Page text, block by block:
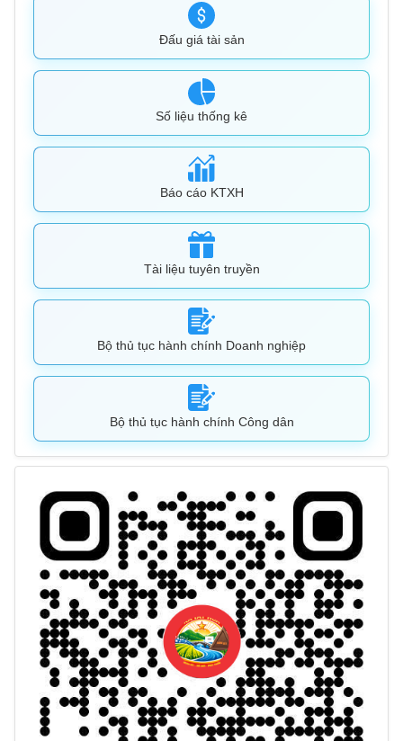
Đấu giá tài sản
Số liệu thống kê
Báo cáo KTXH
Tài liệu tuyên truyền
Bộ thủ tục hành chính Doanh nghiệp
Bộ thủ tục hành chính Công dân